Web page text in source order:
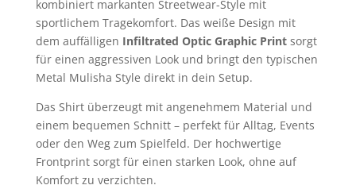
kombiniert markanten Streetwear-Style mit
sportlichem Tragekomfort. Das weiße Design mit
dem auffälligen Infiltrated Optic Graphic Printsorgt
für einen aggressiven Look und bringt den typischen
Metal Mulisha Style direkt in dein Setup.
Das Shirt überzeugt mit angenehmem Material und
einem bequemen Schnitt – perfekt für Alltag, Events
oder den Weg zum Spielfeld. Der hochwertige
Frontprint sorgt für einen starken Look, ohne auf
Komfort zu verzichten.